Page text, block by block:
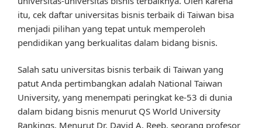
itu, cek daftar universitas bisnis terbaik di Taiwan bisa
menjadi pilihan yang tepat untuk memperoleh
pendidikan yang berkualitas dalam bidang bisnis.
Salah satu universitas bisnis terbaik di Taiwan yang
patut Anda pertimbangkan adalah National Taiwan
University, yang menempati peringkat ke-53 di dunia
dalam bidang bisnis menurut QS World University
Rankings. Menurut Dr. David A. Reeb, seorang profesor